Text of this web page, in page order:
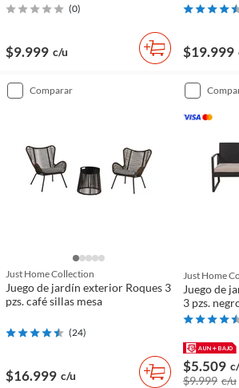
(0)
$9.999 c/u $19.999
comparar
Just Home Collection
Juego de jardín exterior Roques 3
pzs. café sillas mesa
(24)
$16.999 c/u
Just Home
Juego de
3 pzs.
$5.509
$9.999 c/u